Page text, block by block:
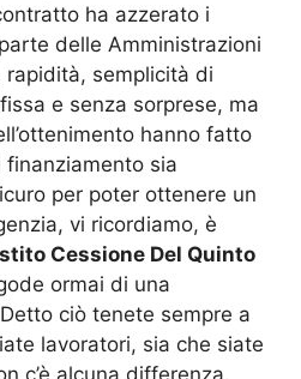
ha azzerato i
delle Amministrazioni
rapidità, semplicità di
e senza sorprese, ma
hanno fatto
sia
per poter ottenere un
vi ricordiamo, è
Cessione Del Quinto
ormai di una
ciò tenete sempre a
lavoratori, sia che siate
c’è alcuna differenza.